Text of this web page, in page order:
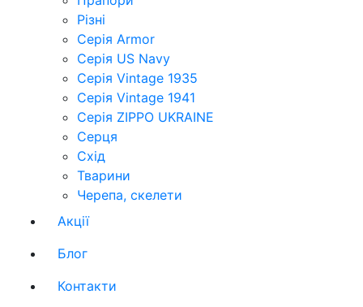
Різні
Серія Armor
Серія US Navy
Серія Vintage 1935
Серія Vintage 1941
Серія ZIPPO UKRAINE
Серця
Схід
Тварини
Черепа, скелети
Акції
Блог
Контакти